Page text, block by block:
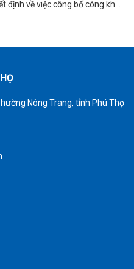
năm 2025
định về việc công bố công khai
Nông Trang, tỉnh Phú Thọ